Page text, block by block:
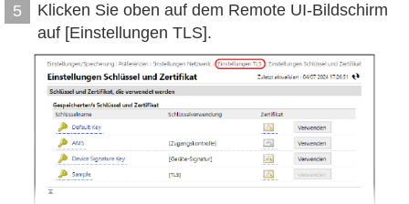
5
Klicken Sie oben auf dem Remote UI-Bildschirm
auf [Einstellungen TLS].